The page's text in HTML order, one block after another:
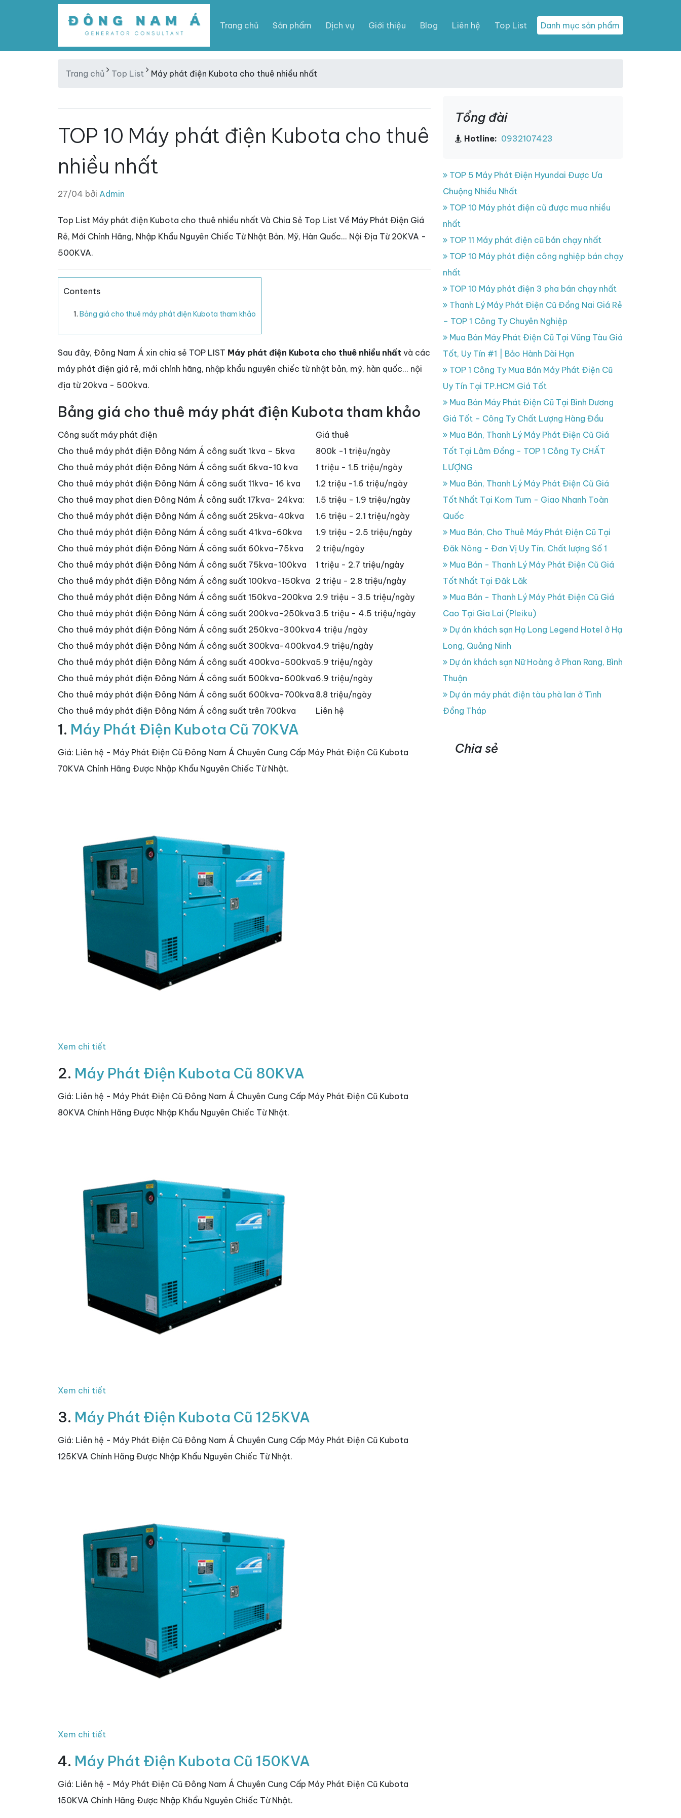
Trang chủ Sản phẩm Dịch vụ Giới thiệu Blog Liên hệ Top List Danh mục sản phẩm
Trang chủ Top List Máy phát điện Kubota cho thuê nhiều nhất
TOP 10 Máy phát điện Kubota cho thuê
nhiều nhất
27/04 bởi Admin
Top List Máy phát điện Kubota cho thuê nhiều nhất Và Chia Sẻ Top List Về Máy Phát Điện Giá
Rẻ, Mới Chính Hãng, Nhập Khẩu Nguyên Chiếc Từ Nhật Bản, Mỹ, Hàn Quốc... Nội Địa Từ 20KVA -
500KVA.
Contents
Bảng giá cho thuê máy phát điện Kubota tham khảo
Sau đây, Đông Nam Á xin chia sẻ TOP LIST Máy phát điện Kubota cho thuê nhiều nhất và các
máy phát điện giá rẻ, mới chính hãng, nhập khẩu nguyên chiếc từ nhật bản, mỹ, hàn quốc... nội
địa từ 20kva - 500kva.
Bảng giá cho thuê máy phát điện Kubota tham khảo
Công suất máy phát điện
Giá thuê
Cho thuê máy phát điện Đông Nám Á công suất 1kva – 5kva
800k -1 triệu/ngày
Cho thuê máy phát điện Đông Nám Á công suất 6kva-10 kva
1 triệu - 1.5 triệu/ngày
Cho thuê máy phát điện Đông Nám Á công suất 11kva- 16 kva
1.2 triệu -1.6 triệu/ngày
Cho thuê may phat dien Đông Nám Á công suất 17kva- 24kva:
1.5 triệu - 1.9 triệu/ngày
Cho thuê máy phát điện Đông Nám Á công suất 25kva-40kva
1.6 triệu - 2.1 triệu/ngày
Cho thuê máy phát điện Đông Nám Á công suất 41kva-60kva
1.9 triệu - 2.5 triệu/ngày
Cho thuê máy phát điện Đông Nám Á công suất 60kva-75kva
2 triệu/ngày
Cho thuê máy phát điện Đông Nám Á công suất 75kva-100kva
1 triệu - 2.7 triệu/ngày
Cho thuê máy phát điện Đông Nám Á công suất 100kva-150kva
2 triệu - 2.8 triệu/ngày
Cho thuê máy phát điện Đông Nám Á công suất 150kva-200kva 2.9 triệu - 3.5 triệu/ngày
Cho thuê máy phát điện Đông Nám Á công suất 200kva-250kva 3.5 triệu - 4.5 triệu/ngày
Cho thuê máy phát điện Đông Nám Á công suất 250kva-300kva 4 triệu /ngày
Cho thuê máy phát điện Đông Nám Á công suất 300kva-400kva4.9 triệu/ngày
Cho thuê máy phát điện Đông Nám Á công suất 400kva-500kva5.9 triệu/ngày
Cho thuê máy phát điện Đông Nám Á công suất 500kva-600kva6.9 triệu/ngày
Cho thuê máy phát điện Đông Nám Á công suất 600kva-700kva 8.8 triệu/ngày
Cho thuê máy phát điện Đông Nám Á công suất trên 700kva
Liên hệ
1. Máy Phát Điện Kubota Cũ 70KVA
Giá: Liên hệ - Máy Phát Điện Cũ Đông Nam Á Chuyên Cung Cấp Máy Phát Điện Cũ Kubota
70KVA Chính Hãng Được Nhập Khẩu Nguyên Chiếc Từ Nhật.
Xem chi tiết
2. Máy Phát Điện Kubota Cũ 80KVA
Giá: Liên hệ - Máy Phát Điện Cũ Đông Nam Á Chuyên Cung Cấp Máy Phát Điện Cũ Kubota
80KVA Chính Hãng Được Nhập Khẩu Nguyên Chiếc Từ Nhật.
Xem chi tiết
3. Máy Phát Điện Kubota Cũ 125KVA
Giá: Liên hệ - Máy Phát Điện Cũ Đông Nam Á Chuyên Cung Cấp Máy Phát Điện Cũ Kubota
125KVA Chính Hãng Được Nhập Khẩu Nguyên Chiếc Từ Nhật.
Xem chi tiết
4. Máy Phát Điện Kubota Cũ 150KVA
Giá: Liên hệ - Máy Phát Điện Cũ Đông Nam Á Chuyên Cung Cấp Máy Phát Điện Cũ Kubota
150KVA Chính Hãng Được Nhập Khẩu Nguyên Chiếc Từ Nhật.
Tổng đài
Hotline: 0932107423
TOP 5 Máy Phát Điện Hyundai Được Ưa
Chuộng Nhiều Nhất
TOP 10 Máy phát điện cũ được mua nhiều
nhất
TOP 11 Máy phát điện cũ bán chạy nhất
TOP 10 Máy phát điện công nghiệp bán chạy
nhất
TOP 10 Máy phát điện 3 pha bán chạy nhất
Thanh Lý Máy Phát Điện Cũ Đồng Nai Giá Rẻ
– TOP 1 Công Ty Chuyên Nghiệp
Mua Bán Máy Phát Điện Cũ Tại Vũng Tàu Giá
Tốt, Uy Tín #1 | Bảo Hành Dài Hạn
TOP 1 Công Ty Mua Bán Máy Phát Điện Cũ
Uy Tín Tại TP.HCM Giá Tốt
Mua Bán Máy Phát Điện Cũ Tại Bình Dương
Giá Tốt – Công Ty Chất Lượng Hàng Đầu
Mua Bán, Thanh Lý Máy Phát Điện Cũ Giá
Tốt Tại Lâm Đồng - TOP 1 Công Ty CHẤT
LƯỢNG
Mua Bán, Thanh Lý Máy Phát Điện Cũ Giá
Tốt Nhất Tại Kom Tum - Giao Nhanh Toàn
Quốc
Mua Bán, Cho Thuê Máy Phát Điện Cũ Tại
Đăk Nông - Đơn Vị Uy Tín, Chất lượng Số 1
Mua Bán - Thanh Lý Máy Phát Điện Cũ Giá
Tốt Nhất Tại Đăk Lăk
Mua Bán - Thanh Lý Máy Phát Điện Cũ Giá
Cao Tại Gia Lai (Pleiku)
Dự án khách sạn Hạ Long Legend Hotel ở Hạ
Long, Quảng Ninh
Dự án khách sạn Nữ Hoàng ở Phan Rang, Bình
Thuận
Dự án máy phát điện tàu phà lan ở Tình
Đồng Tháp
Chia sẻ